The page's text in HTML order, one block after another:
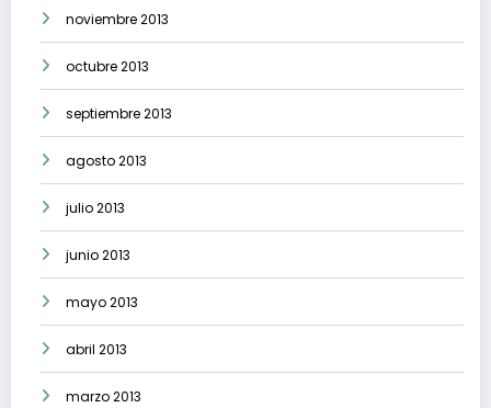
noviembre 2013
octubre 2013
septiembre 2013
agosto 2013
julio 2013
junio 2013
mayo 2013
abril 2013
marzo 2013